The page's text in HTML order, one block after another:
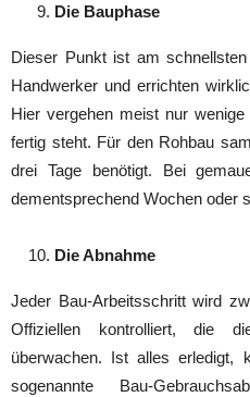
Die Bauphase
Dieser Punkt ist am
Handwerker und errichten
Hier vergehen meist nur
fertig steht. Für den Rohbau
drei Tage benötigt. Bei
dementsprechend Wochen oder
Die Abnahme
Jeder Bau-Arbeitsschritt wird
Offiziellen kontrolliert, die
überwachen. Ist alles erledigt,
sogenannte Bau-